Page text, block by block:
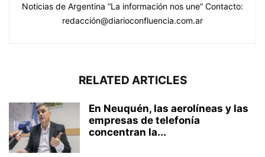
Noticias de Argentina “La información nos une” Contacto:
redacción@diarioconfluencia.com.ar
RELATED ARTICLES
En Neuquén, las aerolíneas y las
empresas de telefonía
concentran la...